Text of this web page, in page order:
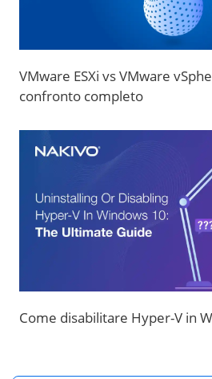
VMware ESXi vs VMware
confronto completo
Come disabilitare Hyper-V in